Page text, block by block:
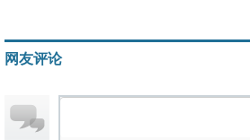
网友评论